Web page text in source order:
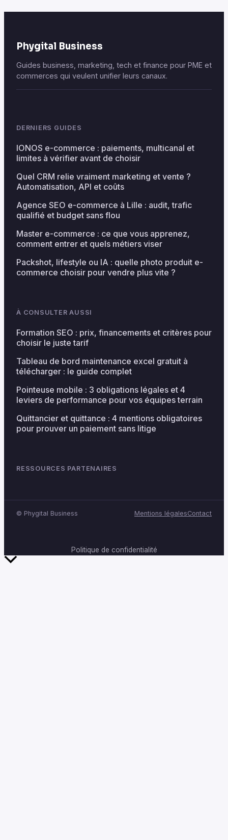
Phygital Business
Guides business, marketing, tech et finance pour PME et
commerces qui veulent unifier leurs canaux.
DERNIERS GUIDES
IONOS e-commerce : paiements, multicanal et
limites à vérifier avant de choisir
Quel CRM relie vraiment marketing et vente ?
Automatisation, API et coûts
Agence SEO e-commerce à Lille : audit, trafic
qualifié et budget sans flou
Master e-commerce : ce que vous apprenez,
comment entrer et quels métiers viser
Packshot, lifestyle ou IA : quelle photo produit e-
commerce choisir pour vendre plus vite ?
À CONSULTER AUSSI
Formation SEO : prix, financements et critères pour
choisir le juste tarif
Tableau de bord maintenance excel gratuit à
télécharger : le guide complet
Pointeuse mobile : 3 obligations légales et 4
leviers de performance pour vos équipes terrain
Quittancier et quittance : 4 mentions obligatoires
pour prouver un paiement sans litige
RESSOURCES PARTENAIRES
© Phygital Business Mentions légalesContact
Politique de confidentialité